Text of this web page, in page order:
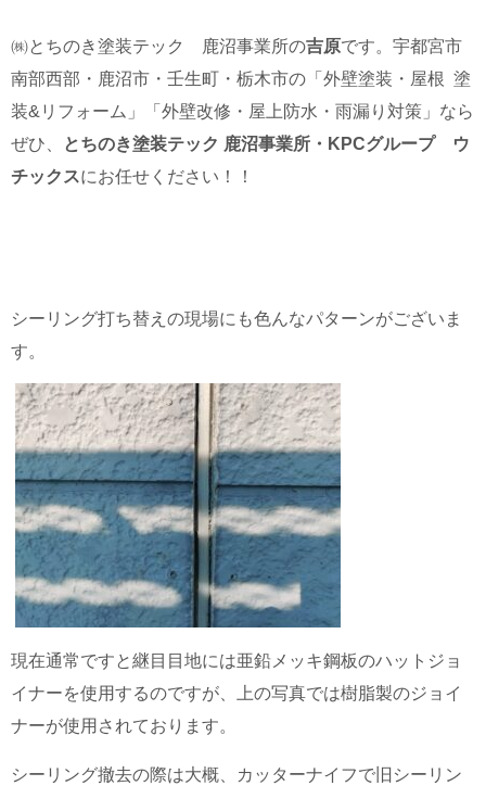
㈱とちのき塗装テック 鹿沼事業所の吉原です。宇都宮市
南部西部・鹿沼市・壬生町・栃木市の「外壁塗装・屋根 塗
装&リフォーム」「外壁改修・屋上防水・雨漏り対策」なら
ぜひ、
とちのき塗装テック 鹿沼事業所・KPCグループ ウ
チックスにお任せください！！
シーリング打ち替えの現場にも色んなパターンがございま
す。
現在通常ですと継目目地には亜鉛メッキ鋼板のハットジョ
イナーを使用するのですが、上の写真では樹脂製のジョイ
ナーが使用されております。
シーリング撤去の際は大概、カッターナイフで旧シーリン